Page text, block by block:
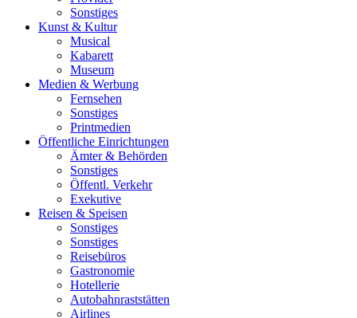
Sonstiges
Kunst & Kultur
Musical
Kabarett
Museum
Medien & Werbung
Fernsehen
Sonstiges
Printmedien
Öffentliche Einrichtungen
Ämter & Behörden
Sonstiges
Öffentl. Verkehr
Exekutive
Reisen & Speisen
Sonstiges
Sonstiges
Reisebüros
Gastronomie
Hotellerie
Autobahnraststätten
Airlines